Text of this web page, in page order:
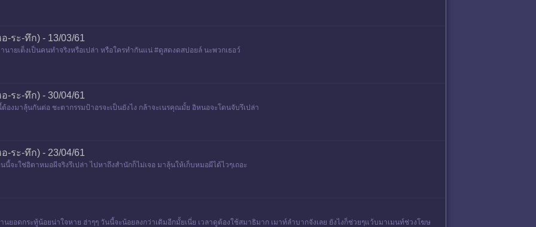
ระ-ทึก) - 13/03/61
ายเต็งเป็นคนทำจริงหรือเปล่า หรือใครทำกันแน่ #ดูสดงดสปอยล์ นะพวกเธอว์
ระ-ทึก) - 30/04/61
องมาลุ้นกันต่อ ชะตากรรมป้าอรจะเป็นยังไง กล้าจะเนรคุณมั้ย อิหนอจะโดนจับรึเปล่า
ระ-ทึก) - 23/04/61
ะใช่อิตาหมอผีจริงรึเปล่า ไปหาถึงสำนักก็ไม่เจอ มาลุ้นให้เก็บหมอผีได้ไวๆเถอะ
นยอดกระทู้น้อยน่าใจหาย ฮ่าๆๆ วันนี้จะน้อยลงกว่าเดิมอีกมั้ยเนี่ย เวลาดูต้องใช้สมาธิมาก เมาท์ลำบากจังเลย ยังไงก็ช่วยๆแว้บมาเมนท์ช่วงโฆษ